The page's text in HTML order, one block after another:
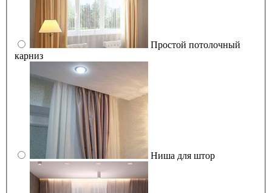
Простой потолочный
карниз
Ниша для штор